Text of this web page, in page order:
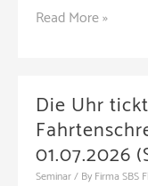
LBO:
Fahrpersonalrecht
(Seminar
|
München)
Read More »
Die Uhr
01.07.2026
Seminar/ By Firma SBS